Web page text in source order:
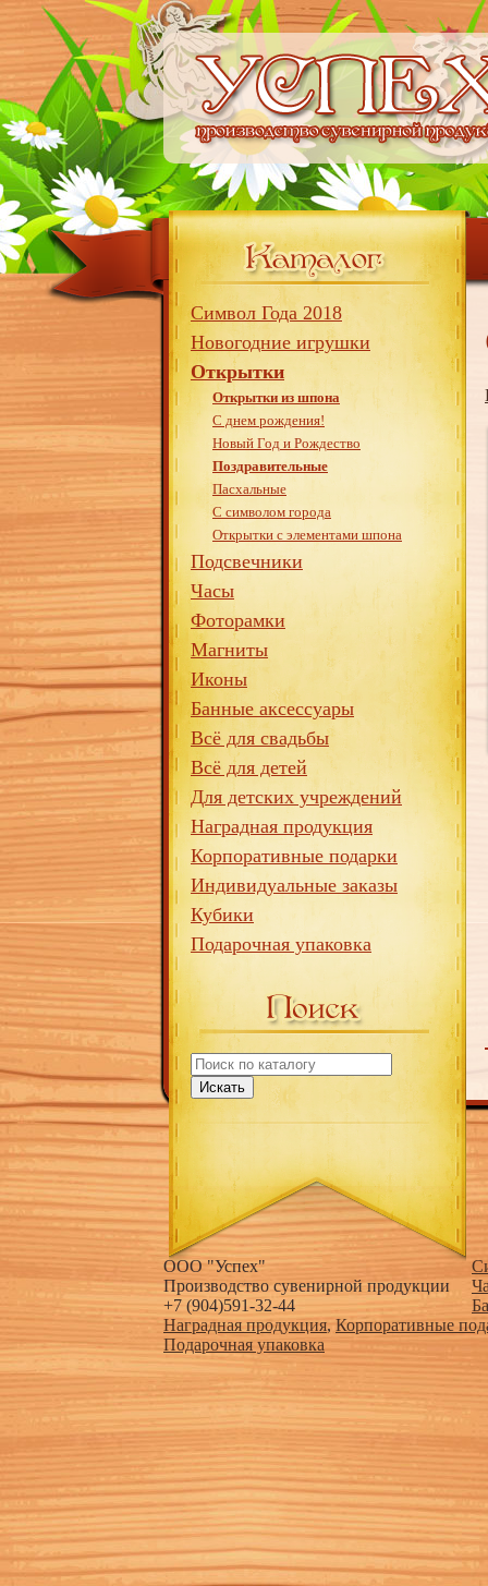
Символ Года 2018
Новогодние игрушки
Открытки
Открытки из шпона
С днем рождения!
Новый Год и Рождество
Поздравительные
Пасхальные
С символом города
Открытки с элементами шпона
Подсвечники
Часы
Фоторамки
Магниты
Иконы
Банные аксессуары
Всё для свадьбы
Всё для детей
Для детских учреждений
Наградная продукция
Корпоративные подарки
Индивидуальные заказы
Кубики
Подарочная упаковка
Искать
ООО "Успех"
Производство сувенирной продукции
+7 (904)591-32-44
Наградная продукция,Корпоративные
Подарочная упаковка